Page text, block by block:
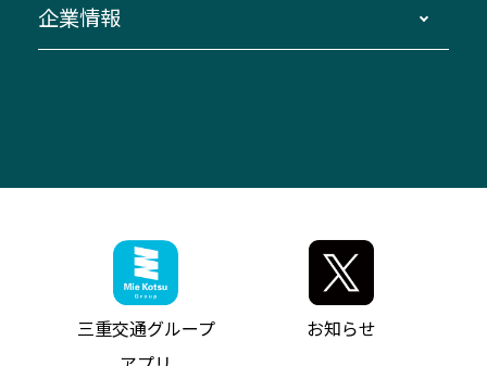
伊勢二見鳥羽周遊バスCANばす
「みえブルーライン」（三重大学病院直通バ
神都ライナー
ミジュマルのラッピングバス（鈴鹿管内）
参宮バス
神都バス
桑名・長島温泉・金城ふ頭駅～中部国際空港
（休止中）
お客様駐車場のご案内
アイコンの説明
インターネット予約
よくあるご質問
美し国周遊ばす
自家用自動車車両運行管理
ザ・バスコレクション三重交通バスセット
三重交通公式グッズ
企業情報
ファンコーナー
お問い合わせ
お知らせ・最新情報一覧
ニュースリリース
三重交通グループ
お知らせ